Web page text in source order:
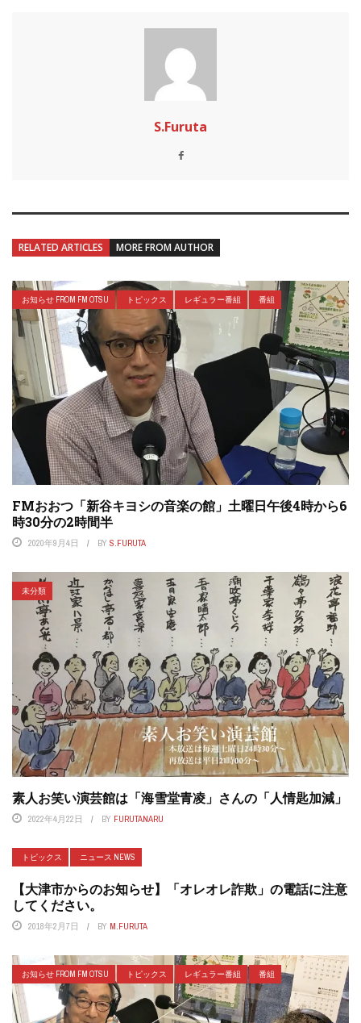
S.Furuta
RELATED ARTICLES MORE FROM AUTHOR
お知らせ FROM FM OTSU トピックス レギュラー番組 番組
FMおおつ「新谷キヨシの音楽の館」土曜日午後4時から6
時30分の2時間半
2020年9月4日 BY S.FURUTA
未分類
素人お笑い演芸館は「海雪堂青凌」さんの「人情匙加減」
2022年4月22日 BY FURUTANARU
トピックス ニュース NEWS
【大津市からのお知らせ】「オレオレ詐欺」の電話に注意
してください。
2018年2月7日 BY M.FURUTA
お知らせ FROM FM OTSU トピックス レギュラー番組 番組